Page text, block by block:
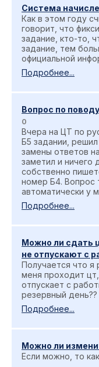
Система
Как в этом году
говорит, что
задание, кто-то,
задание, тем
официальной
Подробнее...
Вопрос по
0
Вчера на ЦТ по
Б5 задании,
замены ответов
заметил и ничего
собственно
номер Б4. Вопрос
автоматически у
Подробнее...
Можно ли сдать
не отпускают с
Получается что я
меня проходит
отпускает с
резервный день??
Подробнее...
Можно ли
Если можно, то